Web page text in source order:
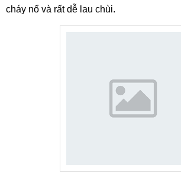
cháy nổ và rất dễ lau chùi.